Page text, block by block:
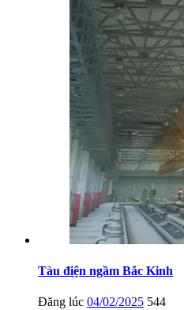
Tàu điện ngầm Bắc Kinh
Đăng lúc 04/02/2025 544